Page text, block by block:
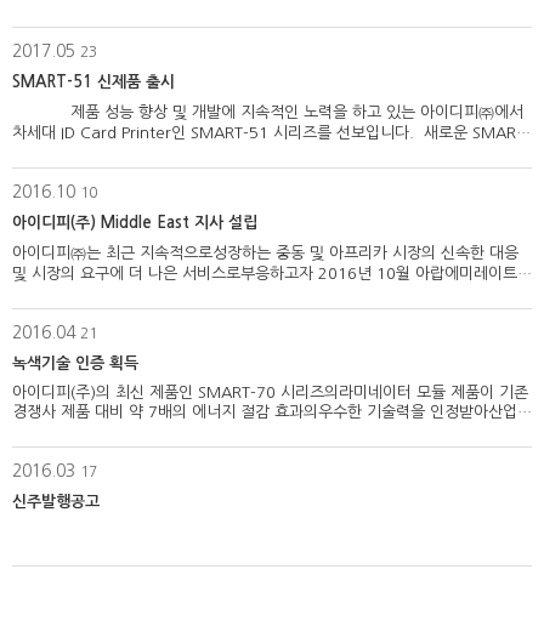
&nb…
2017.05 23
SMART-51 신제품 출시
차세대 ID Card Printer인 SMART-51 시리즈를 선보입니다. 새로운 SMART-
2016.10 10
아이디피(주) Middle East 지사 설립
아이디피㈜는 최근 지속적으로성장하는 중동 및 아프리카 시장의 신속한 대응
및 시장의 요구에 더 나은 서비스로부응하고자 2016년 10월 아랍에미레이트
East는 중동 및 아프리카 지역의 고객들에게 신속하고 차별화된&nbs…
2016.04 21
녹색기술 인증 획득
아이디피(주)의 최신 제품인 SMART-70 시리즈의라미네이터 모듈 제품이 기존
경쟁사 제품 대비 약 7배의 에너지 절감 효과의우수한 기술력을 인정받아산업통
제품개발을 위해 끊임없이 노력하는 아이디피(주)가 되겠습니다. 감사합니다…
2016.03 17
신주발행공고